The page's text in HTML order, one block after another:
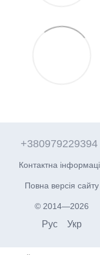
+380979229394
Контактна
Повна версія сайту
© 2014—2026
Рус Укр